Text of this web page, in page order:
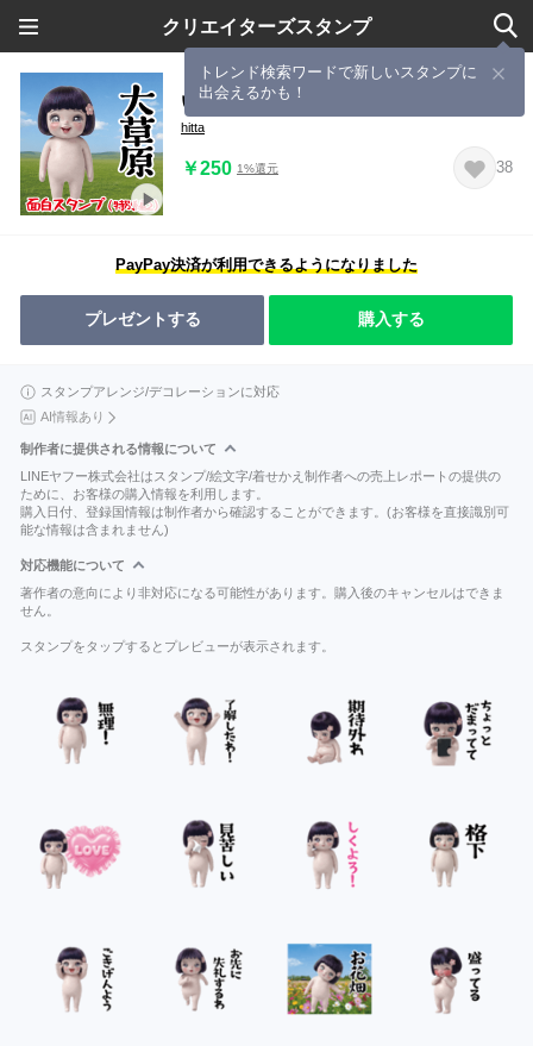
クリエイターズスタンプ
トレンド検索ワードで新しいスタンプに
出会えるかも！
いつもの面白スタンプ(特別編2)
hitta
￥250 1%還元 38
PayPay決済が利用できるようになりました
プレゼントする 購入する
スタンプアレンジ/デコレーションに対応
AI情報あり
制作者に提供される情報について
LINEヤフー株式会社はスタンプ/絵文字/着せかえ制作者への売上レポートの提供の
ために、お客様の購入情報を利用します。
購入日付、登録国情報は制作者から確認することができます。(お客様を直接識別可
能な情報は含まれません)
対応機能について
著作者の意向により非対応になる可能性があります。購入後のキャンセルはできま
せん。
スタンプをタップするとプレビューが表示されます。